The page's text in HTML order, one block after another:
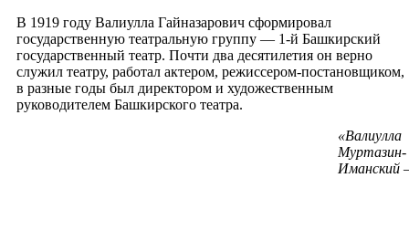
В 1919 году Валиулла Гайназарович сформировал
государственную театральную группу — 1-й Башкирский
государственный театр. Почти два десятилетия он верно
служил театру, работал актером, режиссером-постановщиком,
в разные годы был директором и художественным
руководителем Башкирского театра.
«Валиулла
Муртазин-
Иманский